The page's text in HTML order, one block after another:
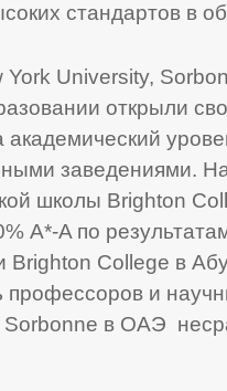
стандартов в
University,
открыли
академический
заведениями.
школы Brighton
A*-A по
Brighton College в
профессоров и
Sorbonne в ОАЭ